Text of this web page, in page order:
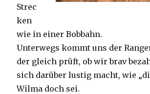
Strec
ken
wie in einer Bobbahn.
Unterwegs kommt uns der
der gleich prüft, ob wir brav
sich darüber lustig macht, wie
Wilma doch sei.